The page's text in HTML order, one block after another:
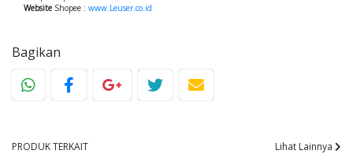
Website Shopee : www.Leuser.co.id
Bagikan
PRODUK TERKAIT Lihat Lainnya